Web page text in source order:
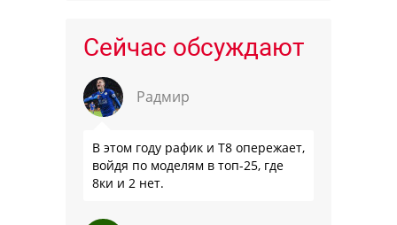
Сейчас обсуждают
Радмир
В этом году рафик и Т8 опережает,
войдя по моделям в топ-25, где
8ки и 2 нет.